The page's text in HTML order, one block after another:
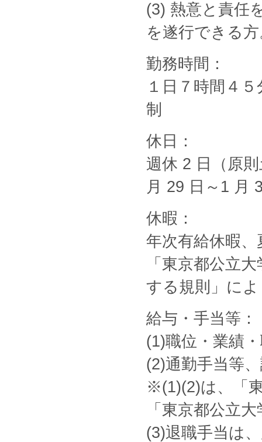
(3) 熱意と責任
を遂行できる
勤務時間：
１日７時間４
制
休日：
週休 2 日（原
月 29 日～1 月
休暇：
年次有給休暇
「東京都公立
する規則」に
給与・手当等：
(1)職位・業績
(2)通勤手当等
※(1)(2)は、「
「東京都公立
(3)退職手当は